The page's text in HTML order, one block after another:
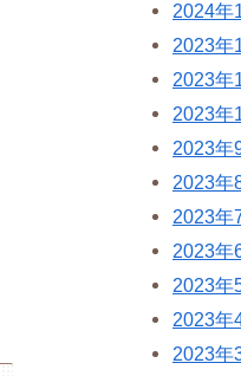
2024年
2023年
2023年
2023年
2023年
2023年
2023年
2023年
2023年
2023年
2023年